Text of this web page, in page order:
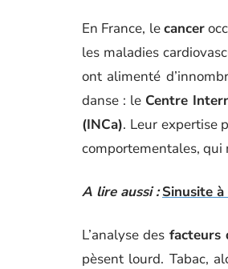
En France, lecancer
les maladies
ont alimenté
danse : le Centre
(INCa). Leur expertise
comportementales, qui
A lire aussi : Sinusite
L’analyse des facteurs
pèsent lourd. Tabac,